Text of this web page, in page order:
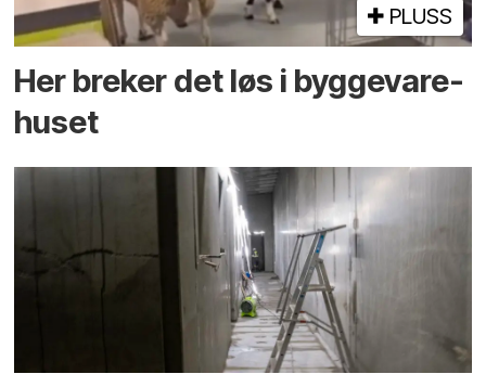
PLUSS
Her breker det løs i bygge­vare­
huset